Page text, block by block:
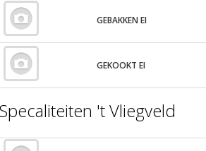
GEBAKKEN EI
GEKOOKT EI
Specaliteiten 't Vliegveld